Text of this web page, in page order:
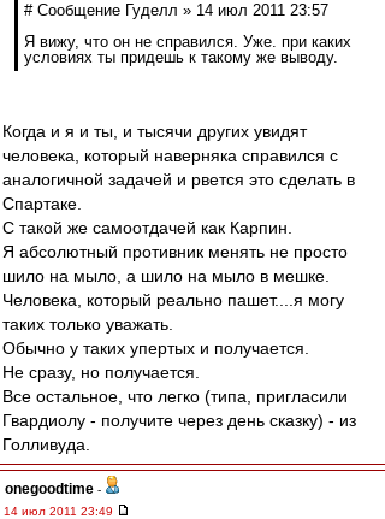
# Сообщение Гуделл » 14 июл 2011 23:57
Я вижу, что он не справился. Уже. при каких
условиях ты придешь к такому же выводу.
Когда и я и ты, и тысячи других увидят
человека, который наверняка справился с
аналогичной задачей и рвется это сделать в
Спартаке.
С такой же самоотдачей как Карпин.
Я абсолютный противник менять не просто
шило на мыло, а шило на мыло в мешке.
Человека, который реально пашет....я могу
таких только уважать.
Обычно у таких упертых и получается.
Не сразу, но получается.
Все остальное, что легко (типа, пригласили
Гвардиолу - получите через день сказку) - из
Голливуда.
onegoodtime -
14 июл 2011 23:49